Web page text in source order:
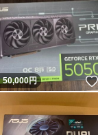
50,000円